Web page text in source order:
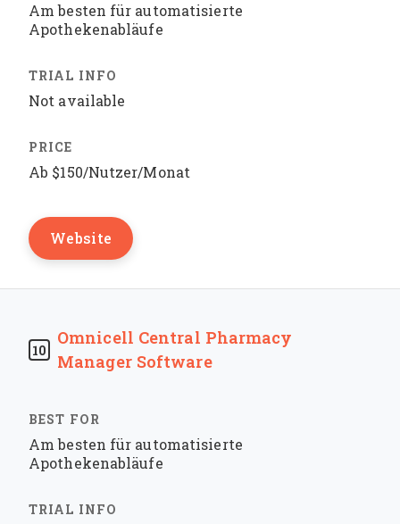
Am besten für automatisierte
Apothekenabläufe
Not available
Ab $150/Nutzer/Monat
Website
10
Omnicell Central Pharmacy
Manager Software
Am besten für automatisierte
Apothekenabläufe